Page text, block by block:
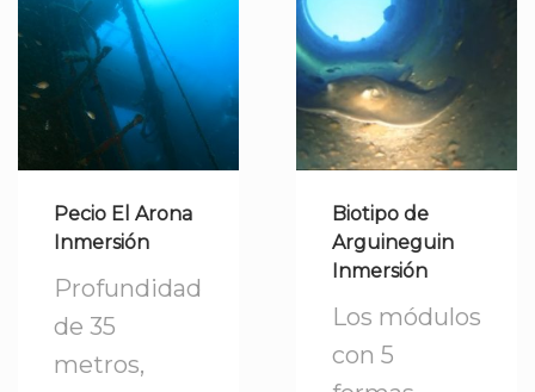
Pecio El Arona
Inmersión
Profundidad
de 35
metros,
Biotipo de
Arguineguin
Inmersión
Los módulos
con 5